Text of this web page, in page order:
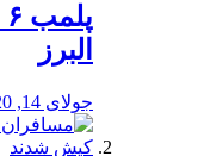
البرز
جولای 14, 2020